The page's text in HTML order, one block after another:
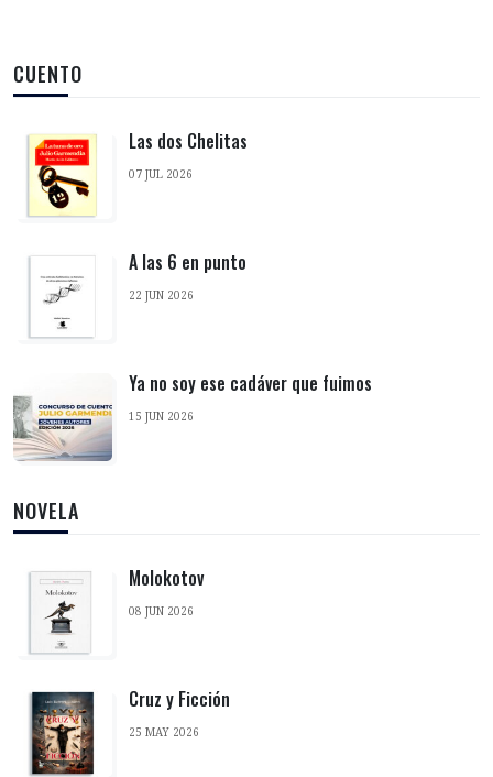
CUENTO
Las dos Chelitas
07 JUL 2026
A las 6 en punto
22 JUN 2026
Ya no soy ese cadáver que fuimos
15 JUN 2026
NOVELA
Molokotov
08 JUN 2026
Cruz y Ficción
25 MAY 2026